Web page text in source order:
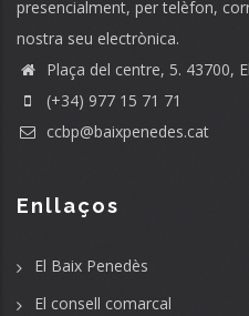
presencialment, per telèfon,
nostra seu electrònica.
Plaça del centre, 5. 43700,
(+34) 977 15 71 71
ccbp@baixpenedes.cat
Enllaços
El Baix Penedès
El consell comarcal